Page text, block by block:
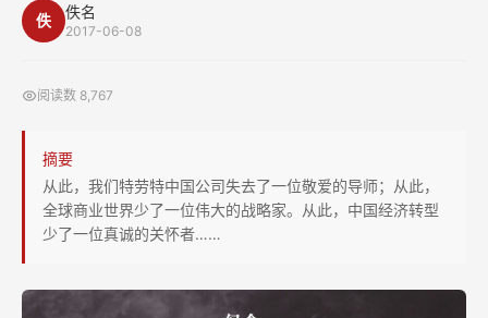
佚 佚名
2017-06-08
阅读数 8,767
摘要
从此，我们特劳特中国公司失去了一位敬爱的导师；从此，
全球商业世界少了一位伟大的战略家。从此，中国经济转型
少了一位真诚的关怀者……